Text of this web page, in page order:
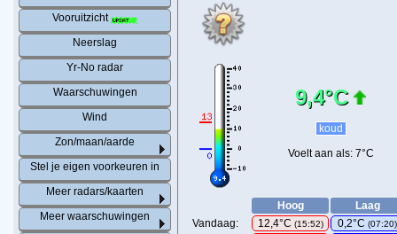
Vooruitzicht
Neerslag
Yr-No radar
Waarschuwingen
Wind
Zon/maan/aarde
Stel je eigen voorkeuren in
Meer radars/kaarten
Meer waarschuwingen
9,4°C
koud
Voelt aan als: 7°C
Hoog
Laag
Vandaag:
12,4°C (15:52) 0,2°C (07:20)